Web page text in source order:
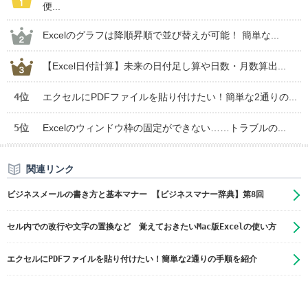
便...
Excelのグラフは降順昇順で並び替えが可能！ 簡単な...
【Excel日付計算】未来の日付足し算や日数・月数算出...
4位 エクセルにPDFファイルを貼り付けたい！簡単な2通りの...
5位 Excelのウィンドウ枠の固定ができない……トラブルの...
関連リンク
ビジネスメールの書き方と基本マナー 【ビジネスマナー辞典】第8回
セル内での改行や文字の置換など 覚えておきたいMac版Excelの使い方
エクセルにPDFファイルを貼り付けたい！簡単な2通りの手順を紹介